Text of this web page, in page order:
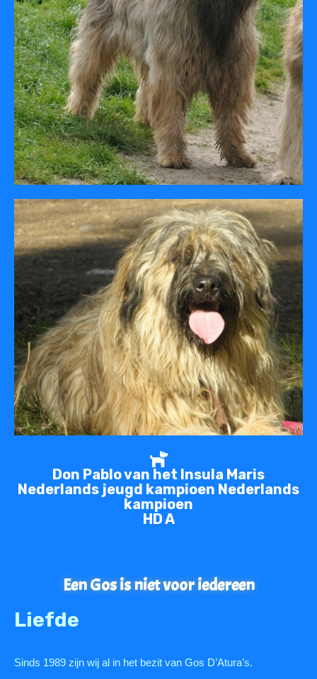
Don Pablo van het Insula Maris
Nederlands jeugd kampioen Nederlands
kampioen
HD A
Een Gos is niet voor iedereen
Liefde
Sinds 1989 zijn wij al in het bezit van Gos D’Atura’s.